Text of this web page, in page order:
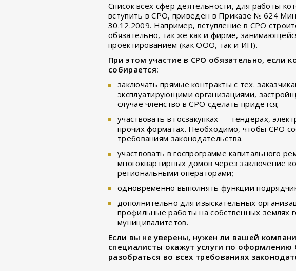
Список всех сфер деятельности, для работы
вступить в СРО, приведен в Приказе № 624
30.12.2009. Например, вступление в СРО
обязательно, так же как и фирме,
проектированием (как ООО, так и ИП).
При этом участие в СРО обязательно, если
собирается:
заключать прямые контракты с тех.
эксплуатирующими организациями,
случае членство в СРО сделать придется;
участвовать в госзакупках — тендерах,
прочих форматах. Необходимо, чтобы СРО
требованиям законодательства.
участвовать в госпрограмме капитального
многоквартирных домов через заключение
региональными операторами;
одновременно выполнять функции
дополнительно для изыскательных
профильные работы на собственных землях
муниципалитетов.
Если вы не уверены, нужен ли вашей
специалисты окажут услуги по оформлению
разобраться во всех требованиях